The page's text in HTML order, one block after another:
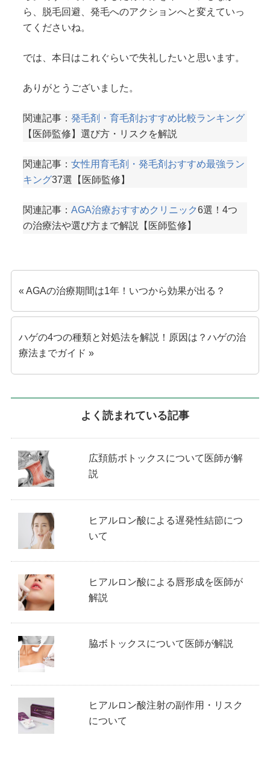
ら、脱毛回避、発毛へのアクションへと変えていっ
てくださいね。
では、本日はこれぐらいで失礼したいと思います。
ありがとうございました。
関連記事：発毛剤・育毛剤おすすめ比較ランキング
【医師監修】選び方・リスクを解説
関連記事：女性用育毛剤・発毛剤おすすめ最強ラン
キング37選【医師監修】
関連記事：AGA治療おすすめクリニック6選！4つ
の治療法や選び方まで解説【医師監修】
« AGAの治療期間は1年！いつから効果が出る？
ハゲの4つの種類と対処法を解説！原因は？ハゲの治
療法までガイド »
よく読まれている記事
広頚筋ボトックスについて医師が解
説
ヒアルロン酸による遅発性結節につ
いて
ヒアルロン酸による唇形成を医師が
解説
脇ボトックスについて医師が解説
ヒアルロン酸注射の副作用・リスク
について